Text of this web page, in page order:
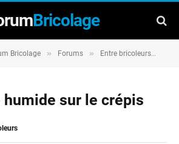
Bricolage
Bricolage » Forums » Entre bricoleurs
humide sur le crépis